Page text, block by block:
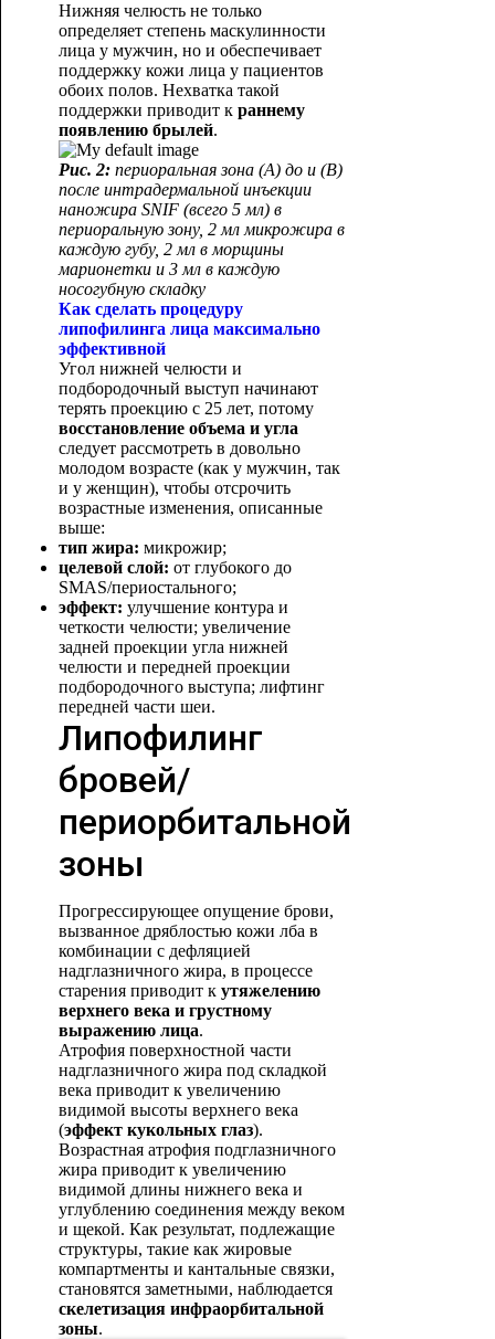
Нижняя челюсть не только
определяет степень маскулинности
лица у мужчин, но и обеспечивает
поддержку кожи лица у пациентов
обоих полов. Нехватка такой
поддержки приводит к раннему
появлению брылей.
Рис. 2:периоральная зона (А) до и (В)
после интрадермальной инъекции
наножира SNIF(всего 5 мл) в
периоральную зону, 2 мл микрожира в
каждую губу, 2 мл в морщины
марионетки и 3 мл в каждую
носогубную складку
Как сделать процедуру
липофилинга лица максимально
эффективной
Угол нижней челюсти и
подбородочный выступ начинают
терять проекцию с 25 лет, потому
восстановление объема и угла
следует рассмотреть в довольно
молодом возрасте (как у мужчин, так
и у женщин), чтобы отсрочить
возрастные изменения, описанные
выше:
тип жира: микрожир;
целевой слой: от глубокого до
SMAS/периостального;
эффект: улучшение контура и
четкости челюсти; увеличение
задней проекции угла нижней
челюсти и передней проекции
подбородочного выступа; лифтинг
передней части шеи.
Липофилинг
бровей/
периорбитальной
зоны
Прогрессирующее опущение брови,
вызванное дряблостью кожи лба в
комбинации с дефляцией
надглазничного жира, в процессе
старения приводит к утяжелению
верхнего века и грустному
выражению лица.
Атрофия поверхностной части
надглазничного жира под складкой
века приводит к увеличению
видимой высоты верхнего века
(эффект кукольных глаз).
Возрастная атрофия подглазничного
жира приводит к увеличению
видимой длины нижнего века и
углублению соединения между веком
и щекой. Как результат, подлежащие
структуры, такие как жировые
компартменты и кантальные связки,
становятся заметными, наблюдается
скелетизация инфраорбитальной
зоны.